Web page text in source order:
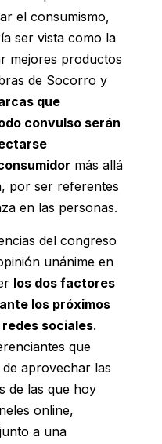
el consumismo,
ser vista como la
mejores productos
de Socorro y
que
convulso serán
más allá
por ser referentes
en las personas.
del congreso
unánime en
los dos factores
los próximos
sociales.
que
aprovechar las
de las que hoy
online,
a una